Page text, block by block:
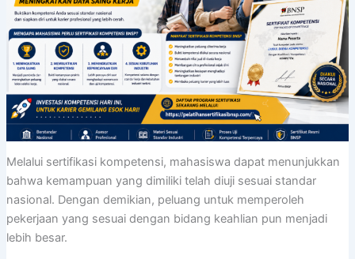
Melalui sertifikasi kompetensi, mahasiswa dapat menunjukkan
bahwa kemampuan yang dimiliki telah diuji sesuai standar
nasional. Dengan demikian, peluang untuk memperoleh
pekerjaan yang sesuai dengan bidang keahlian pun menjadi
lebih besar.